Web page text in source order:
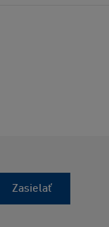
Zasielať